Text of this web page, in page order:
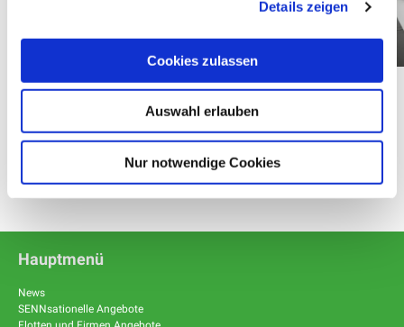
Details zeigen
Cookies zulassen
Auswahl erlauben
Nur notwendige Cookies
Hauptmenü
News
SENNsationelle Angebote